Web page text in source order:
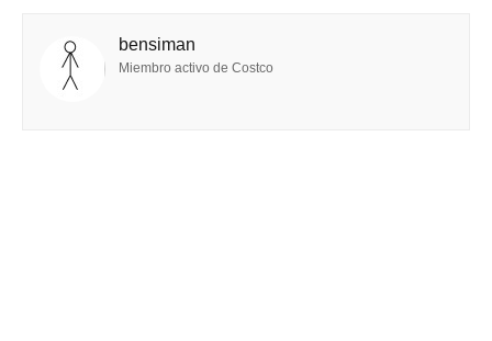
bensiman
Miembro activo de Costco